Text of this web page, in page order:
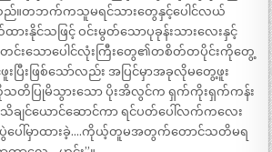
သည်။တဘက်ကသူမရင်သားတွေနှင့်ပေါင်လယ်
နိုင်သဖြင့် ဝင်းမွတ်သောပုခုန်းသားလေးနှင့်
တင်းသောပေါင်လုံးကြီးတွေ၏တစိတ်တပိုင်းကိုတွေ့
းပြီးဖြစ်သော်လည်း အပြင်မှာအခုလိုမတွေ့ဖူး
တိပြုမိသွားသော ပိုးအိလွင်က ရှက်ကိုးရှက်ကန်း
မသိချင်ယောင်ဆောင်ကာ ရင်ပတ်ပေါ်လက်ကလေး
ပွဲပေါ်မှာထားခဲ့….ကိုယ့်တူမအတွက်တောင်သတိမရ